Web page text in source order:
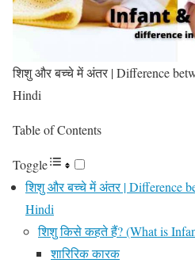
शिशु और बच्चे में अंतर | Difference
Hindi
Table of Contents
Toggle
शिशु और बच्चे में अंतर | Difference
Hindi
शिशु किसे कहते हैं? (What is
शारिरिक कारक